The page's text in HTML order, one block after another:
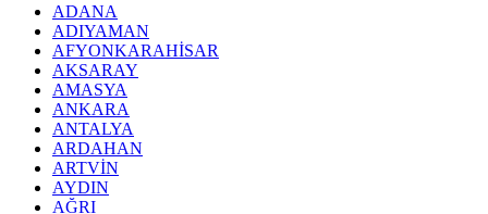
ADANA
ADIYAMAN
AFYONKARAHİSAR
AKSARAY
AMASYA
ANKARA
ANTALYA
ARDAHAN
ARTVİN
AYDIN
AĞRI